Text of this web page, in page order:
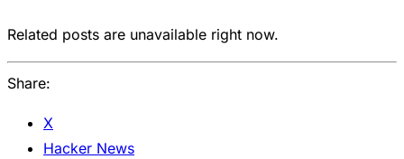
Related posts are unavailable right now.
Share:
X
Hacker News